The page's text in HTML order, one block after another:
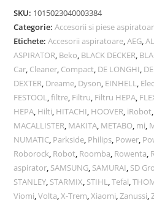
SKU: 1015023040003384
Categorie:Accesorii si piese
Etichete:Accesorii aspiratoare,AEG,
ASPIRATOR, Beko, BLACK DECKER,
Car, Cleaner, Compact, DE LONGHI,
DEXTER, Dreame, Dyson, EINHELL,
FESTOOL,filtre, Filtru, Filtru HEPA,
HEPA, Hilti, HITACHI, HOOVER, iRobot,
MACALLISTER, MAKITA, METABO, mi,
NUMATIC, Parkside, Philips, Power,
Roborock, Robot, Roomba, Rowenta,
aspirator, SAMSUNG, SAMURAI, SD
STANLEY, STARMIX, STIHL,Tefal,
Viomi,Volta,X-Trem,Xiaomi,Zanussi,